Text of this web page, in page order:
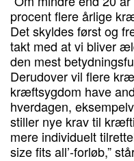
procent flere årlige
Det skyldes først og
takt med at vi bliver
den mest
Derudover vil flere
kræftsygdom have
hverdagen,
stiller nye krav til
mere individuelt
size fits all’-forløb,”